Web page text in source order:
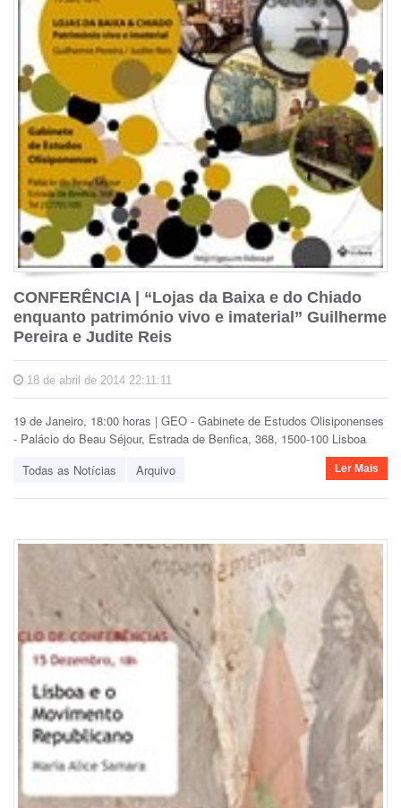
CONFERÊNCIA | “Lojas da Baixa e do Chiado
enquanto património vivo e imaterial” Guilherme
Pereira e Judite Reis
18 de abril de 2014 22:11:11
19 de Janeiro, 18:00 horas | GEO - Gabinete de Estudos Olisiponenses
- Palácio do Beau Séjour, Estrada de Benfica, 368, 1500-100 Lisboa
Todas as Notícias
Arquivo Ler Mais